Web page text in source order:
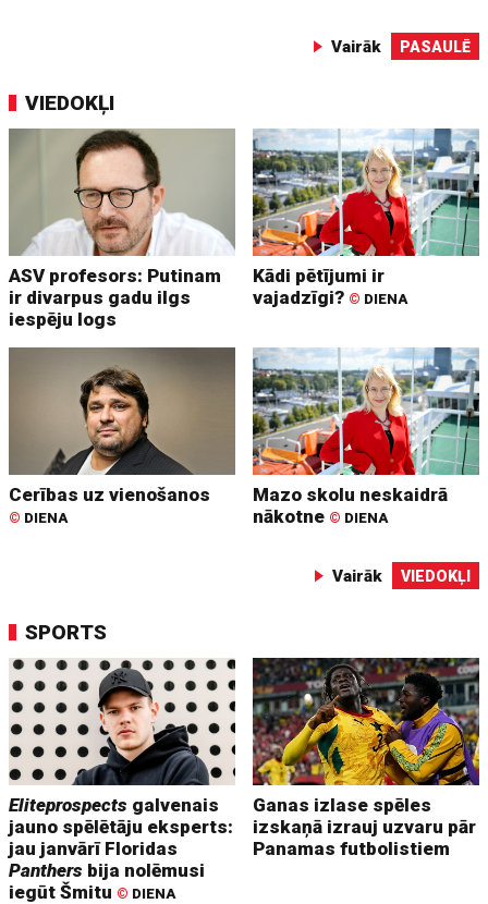
Vairāk PASAULĒ
VIEDOKĻI
ASV profesors: Putinam
ir divarpus gadu ilgs
iespēju logs
Kādi pētījumi ir
vajadzīgi? © DIENA
Cerības uz vienošanos
© DIENA
Mazo skolu neskaidrā
nākotne © DIENA
Vairāk VIEDOKĻI
SPORTS
Eliteprospects galvenais
jauno spēlētāju eksperts:
jau janvārī Floridas
Panthers bija nolēmusi
iegūt Šmitu © DIENA
Ganas izlase spēles
izskaņā izrauj uzvaru pār
Panamas futbolistiem